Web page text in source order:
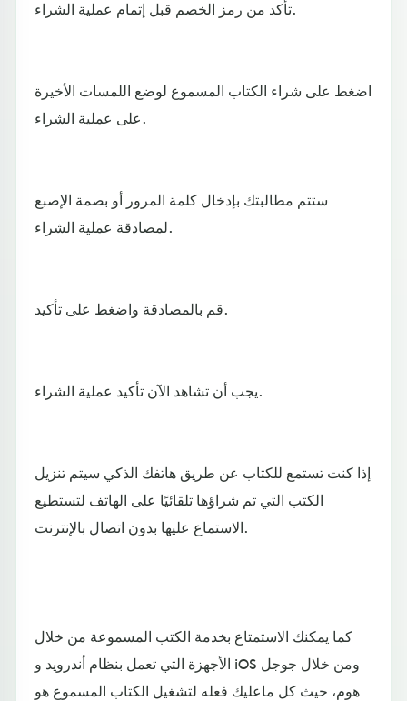
تأكد من رمز الخصم قبل إتمام عملية الشراء.
اضغط على شراء الكتاب المسموع لوضع اللمسات الأخيرة
على عملية الشراء.
ستتم مطالبتك بإدخال كلمة المرور أو بصمة الإصبع
لمصادقة عملية الشراء.
قم بالمصادقة واضغط على تأكيد.
يجب أن تشاهد الآن تأكيد عملية الشراء.
إذا كنت تستمع للكتاب عن طريق هاتفك الذكي سيتم تنزيل
الكتب التي تم شراؤها تلقائيًا على الهاتف لتستطيع
الاستماع عليها بدون اتصال بالإنترنت.
كما يمكنك الاستمتاع بخدمة الكتب المسموعة من خلال
الأجهزة التي تعمل بنظام أندرويد و iOS ومن خلال جوجل
هوم، حيث كل ماعليك فعله لتشغيل الكتاب المسموع هو